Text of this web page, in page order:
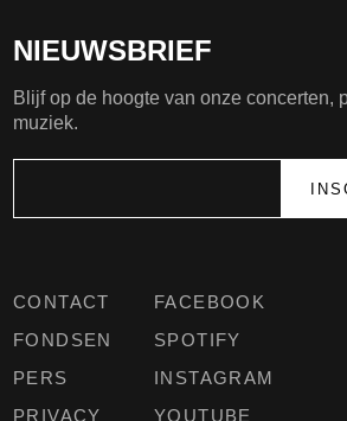
CONTACT
FONDSEN
PERS
PRIVACY
FACEBOOK
SPOTIFY
INSTAGRAM
YOUTUBE
NIEUWSBRIEF
Blijf op de hoogte van onze concerten,
muziek.